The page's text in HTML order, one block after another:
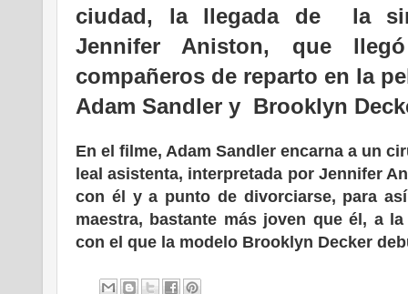
ciudad, la llegada de la
Jennifer Aniston, que
compañeros de reparto en la
Adam Sandler y Brooklyn
En el filme, Adam Sandler encarna a un
leal asistenta, interpretada por Jennifer
con él y a punto de divorciarse, para
maestra, bastante más joven que él, a
con el que la modelo Brooklyn Decker